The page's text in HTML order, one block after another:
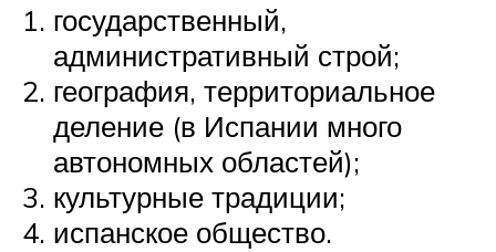
государственный,
административный строй;
география, территориальное
деление (в Испании много
автономных областей);
культурные традиции;
испанское общество.